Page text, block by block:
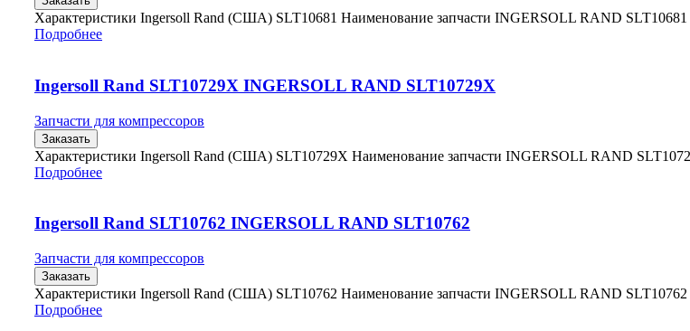
Характеристики Ingersoll Rand (США) SLT10681 Наименование запчасти INGERSOLL RAND
Подробнее
Ingersoll Rand SLT10729X INGERSOLL RAND SLT10729X
Запчасти для компрессоров
Заказать
Характеристики Ingersoll Rand (США) SLT10729X Наименование запчасти INGERSOLL RAND
Подробнее
Ingersoll Rand SLT10762 INGERSOLL RAND SLT10762
Запчасти для компрессоров
Заказать
Характеристики Ingersoll Rand (США) SLT10762 Наименование запчасти INGERSOLL RAND
Подробнее